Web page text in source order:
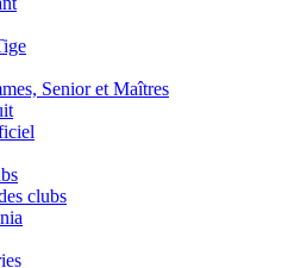
Senior et Maîtres
clubs